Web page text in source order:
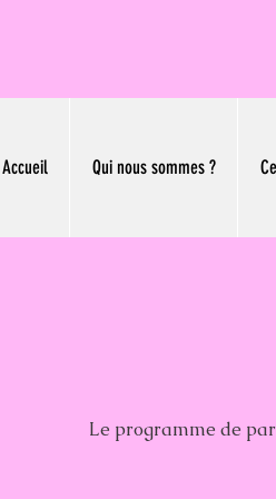
Accueil Qui nous sommes ?
Le programme de